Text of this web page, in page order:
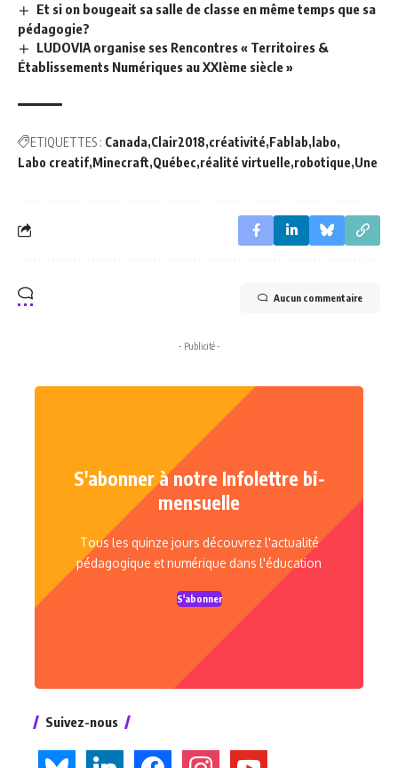
Et si on bougeait sa salle de classe en même temps que sa
pédagogie?
LUDOVIA organise ses Rencontres « Territoires &
Établissements Numériques au XXIème siècle »
ETIQUETTES : Canada Clair2018 créativité Fablab labo
Labo creatif Minecraft Québec réalité virtuelle robotique Une
Aucun commentaire
- Publicité -
S'abonner à notre Infolettre bi-
mensuelle
Tous les quinze jours découvrez l'actualité
pédagogique et numérique dans l'éducation
S'abonner
Suivez-nous
bluesky linkedin facebook instagramyoutube